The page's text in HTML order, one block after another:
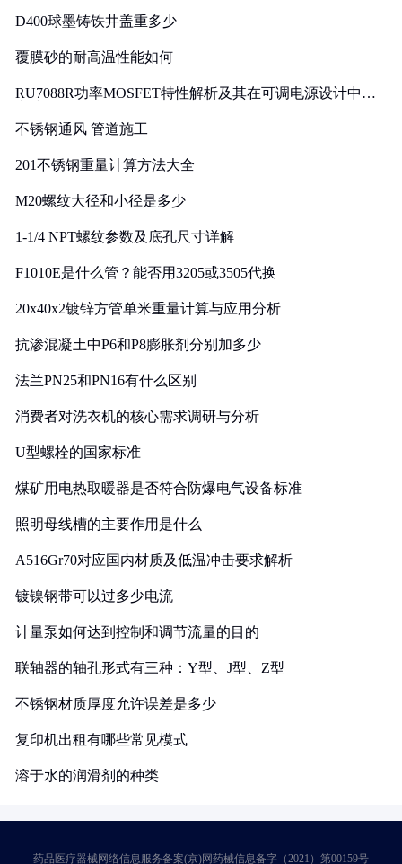
D400球墨铸铁井盖重多少
覆膜砂的耐高温性能如何
RU7088R功率MOSFET特性解析及其在可调电源设计中的
不锈钢通风 管道施工
201不锈钢重量计算方法大全
M20螺纹大径和小径是多少
1-1/4 NPT螺纹参数及底孔尺寸详解
F1010E是什么管？能否用3205或3505代换
20x40x2镀锌方管单米重量计算与应用分析
抗渗混凝土中P6和P8膨胀剂分别加多少
法兰PN25和PN16有什么区别
消费者对洗衣机的核心需求调研与分析
U型螺栓的国家标准
煤矿用电热取暖器是否符合防爆电气设备标准
照明母线槽的主要作用是什么
A516Gr70对应国内材质及低温冲击要求解析
镀镍钢带可以过多少电流
计量泵如何达到控制和调节流量的目的
联轴器的轴孔形式有三种：Y型、J型、Z型
不锈钢材质厚度允许误差是多少
复印机出租有哪些常见模式
溶于水的润滑剂的种类
药品医疗器械网络信息服务备案(京)网药械信息备字（2021）第00159号